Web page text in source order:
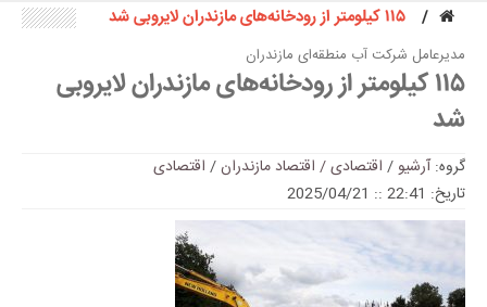
۱۱۵ کیلومتر از رودخانه‌های مازندران لایروبی شد
مدیرعامل شرکت آب منطقه‌ای مازندران
۱۱۵ کیلومتر از رودخانه‌های مازندران لایروبی
شد
گروه:آرشیو/ اقتصادی / اقتصاد مازندران/ اقتصادی
تاریخ: 22:41 :: 2025/04/21